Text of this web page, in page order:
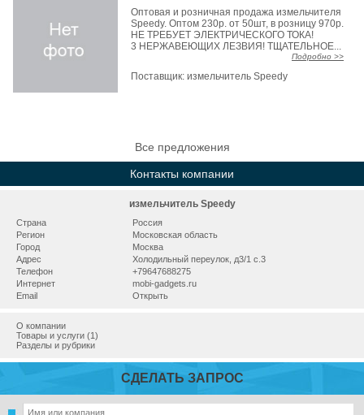
Оптовая и розничная продажа измельчителя
Speedy. Оптом 230р. от 50шт, в розницу 970р.
НЕ ТРЕБУЕТ ЭЛЕКТРИЧЕСКОГО ТОКА!
3 НЕРЖАВЕЮЩИХ ЛЕЗВИЯ! ТЩАТЕЛЬНОЕ...
Подробно >>
Поставщик:измельчитель Speedy
Все предложения
Контакты компании
измельчитель Speedy
Страна
Россия
Регион
Московская область
Город
Москва
Адрес
Холодильный переулок, д3/1 с.3
Телефон
+79647688275
Интернет
mobi-gadgets.ru
Email
Открыть
О компании
Товары и услуги (1)
Разделы и рубрики
СДЕЛАТЬ ЗАПРОС